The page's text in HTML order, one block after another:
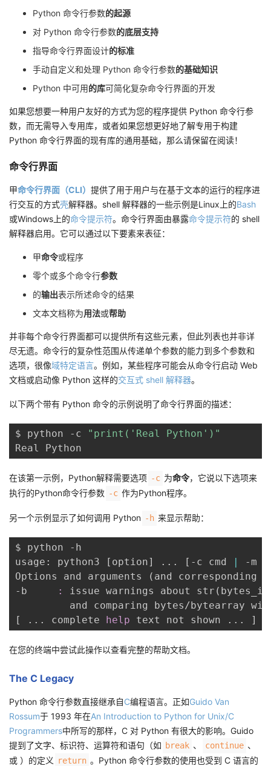
Python 命令行参数的起源
对 Python 命令行参数的底层支持
指导命令行界面设计的标准
手动自定义和处理 Python 命令行参数的基础知识
Python 中可用的库可简化复杂命令行界面的开发
如果您想要一种用户友好的方式为您的程序提供 Python 命令行参
数，而无需导入专用库，或者如果您想更好地了解专用于构建
Python 命令行界面的现有库的通用基础，那么请保留在阅读！
命令行界面
甲命令行界面（CLI） 提供了用于用户与在基于文本的运行的程序进
行交互的方式壳解释器。shell 解释器的一些示例是Linux上的Bash
或Windows上的命令提示符。命令行界面由暴露命令提示符的 shell
解释器启用。它可以通过以下要素来表征：
甲命令或程序
零个或多个命令行参数
的输出表示所述命令的结果
文本文档称为用法或帮助
并非每个命令行界面都可以提供所有这些元素，但此列表也并非详
尽无遗。命令行的复杂性范围从传递单个参数的能力到多个参数和
选项，很像域特定语言。例如，某些程序可能会从命令行启动 Web
文档或启动像 Python 这样的交互式 shell 解释器。
以下两个带有 Python 命令的示例说明了命令行界面的描述：
$ python -c
"print('Real Python')"
在该第一示例，Python解释需要选项 -c 为命令，它说以下选项来
执行的Python命令行参数 -c 作为Python程序。
另一个示例显示了如何调用 Python -h 来显示帮助：
$ python -h
usage: python3
[ option] .. . [ -c cmd |
-m
Options and arguments
( and corresponding
-b
: issue warnings about str (
and comparing bytes/bytearray
[
.. . complete help text not shown .. . ]
在您的终端中尝试此操作以查看完整的帮助文档。
The C Legacy
Python 命令行参数直接继承自C编程语言。正如Guido Van
Rossum于 1993 年在An Introduction to Python for Unix/C
Programmers中所写的那样，C 对 Python 有很大的影响。Guido
提到了文字、标识符、运算符和语句（如 break 、 continue 、
或 ）的定义
return 。Python 命令行参数的使用也受到 C 语言的